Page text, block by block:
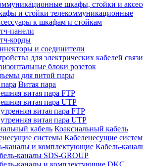
и стойки телекоммуникационные
к шкафам и стойкам
панели
корды
и соединители
для электрических кабелей связи
блоки розеток
для витой пары
Витая пара
витая пара FTP
витая пара UTP
витая пара FTP
витая пара UTP
Коаксиальный кабель
Кабеленесущие
Кабель-
каналы SDS-GROUP
каналы и комплектующие DKC